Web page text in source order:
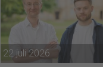
22 juli 2026